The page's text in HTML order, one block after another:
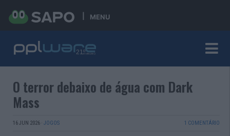
MENU
O terror debaixo de água com Dark
Mass
16 JUN 2026 · JOGOS 1 COMENTÁRIO